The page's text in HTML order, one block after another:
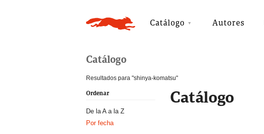
Catálogo Autores
Catálogo
Resultados para "shinya-komatsu"
Ordenar
De la A a la Z
Por fecha
Catálogo